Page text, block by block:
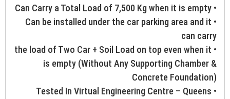
• Can Carry a Total Load of 7,500 Kg when it is empty
• Can be installed under the car parking area and it
can carry
• the load of Two Car + Soil Load on top even when it
is empty (Without Any Supporting Chamber &
Concrete Foundation)
• Tested In Virtual Engineering Centre – Queens